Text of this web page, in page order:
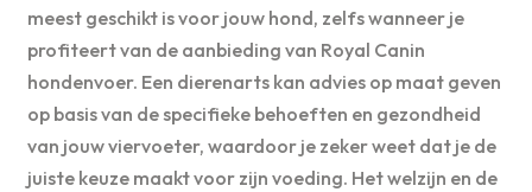
meest geschikt is voor jouw hond, zelfs wanneer je
profiteert van de aanbieding van Royal Canin
hondenvoer. Een dierenarts kan advies op maat geven
op basis van de specifieke behoeften en gezondheid
van jouw viervoeter, waardoor je zeker weet dat je de
juiste keuze maakt voor zijn voeding. Het welzijn en de